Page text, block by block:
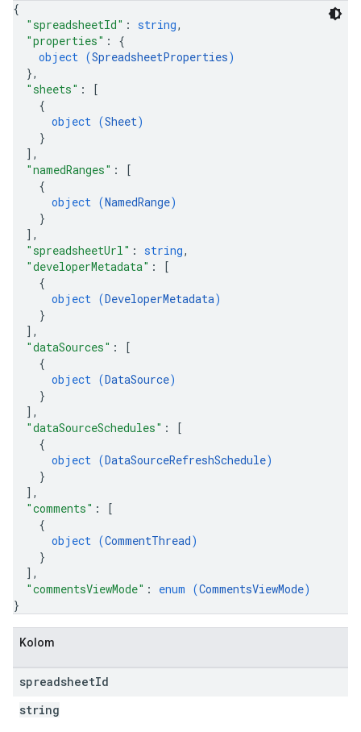
{
"spreadsheetId" : string,
"properties" : {
object (SpreadsheetProperties)
},
"sheets" :
[
{
object (Sheet)
}
] ,
"namedRanges" :
[
{
object (NamedRange)
}
] ,
"spreadsheetUrl" : string,
"developerMetadata" :
[
{
object (DeveloperMetadata)
}
] ,
"dataSources" :
[
{
object (DataSource)
}
] ,
"dataSourceSchedules" :
[
{
object (DataSourceRefreshSchedule)
}
] ,
"comments" :
[
{
object (CommentThread)
}
] ,
"commentsViewMode" : enum (CommentsViewMode)
}
Kolom
spreadsheetId
string